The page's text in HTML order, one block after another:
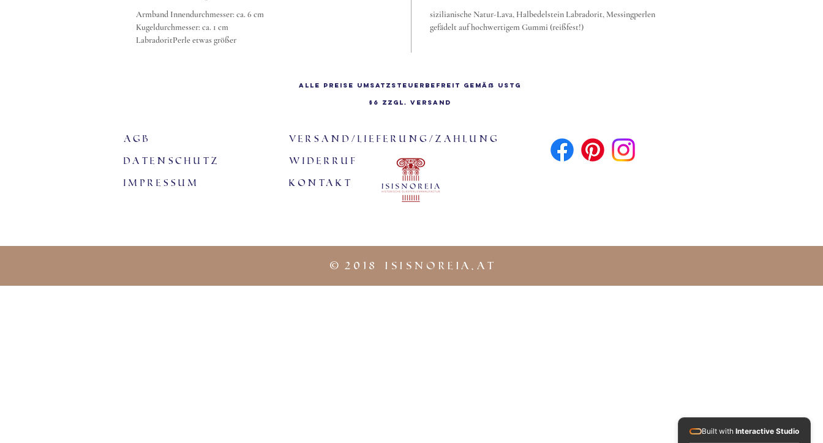
Armband Innendurchmesser: ca. 6 cm
Kugeldurchmesser: ca. 1 cm
LabradoritPerle etwas größer
sizilianische Natur-Lava, Halbedelstein Labradorit, Messingperlen
gefädelt auf hochwertigem Gummi (reißfest!)
Alle Preise Umsatzsteuerbefreit gemäß UStG
§6 zzgl. Versand
agb
Datenschutz
Impressum
Versand/Lieferung/Zahlung
Widerruf
KontaKt
© 2018 iSISNOREIA.at
Built with Interactive Studio